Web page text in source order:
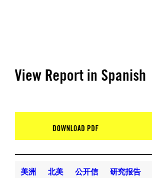
View Report in Spanish
DOWNLOAD PDF
美洲 北美 公开信 研究报告